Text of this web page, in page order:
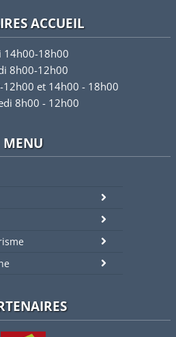
ACCUEIL
14h00-18h00
8h00-12h00
et 14h00 - 18h00
8h00 - 12h00
MENU